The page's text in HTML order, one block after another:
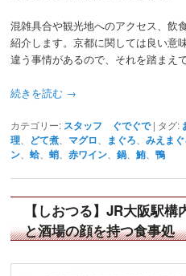
混雑具合や観光地へのアクセス、飲
紹介します。京都に関しては良い意
違う事情があるので、それを踏まえ
続きを読む →
カテゴリー: スタッフ ぐでぐで | タグ:
理
どて煮 マグロ まぐろ 、みえま
ン 、蛤 、蛸 、赤ワイン 、鍋 、鮪 、鴨
【しおつる】JR大阪駅
と酒場の顔を持つ食事処